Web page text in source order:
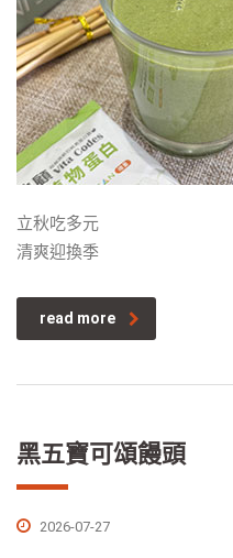
立秋吃多元
清爽迎換季
read more
黑五寶可頌饅頭
2026-07-27